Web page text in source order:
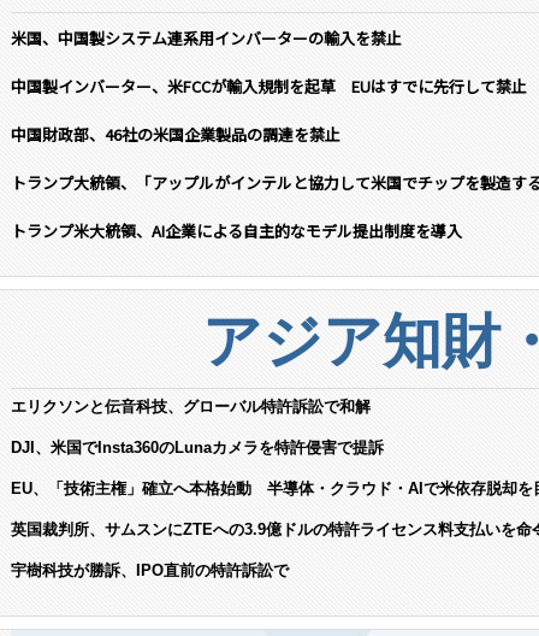
米国、中国製システム連系用インバーターの輸入を禁止
中国製インバーター、米FCCが輸入規制を起草 EUはすでに先行して禁止
中国財政部、46社の米国企業製品の調達を禁止
トランプ大統領、「アップルがインテルと協力して米国でチップを製造す
トランプ米大統領、AI企業による自主的なモデル提出制度を導入
アジア知財
エリクソンと伝音科技、グローバル特許訴訟で和解
DJI、米国でInsta360のLunaカメラを特許侵害で提訴
EU、「技術主権」確立へ本格始動 半導体・クラウド・AIで米依存脱却を
英国裁判所、サムスンにZTEへの3.9億ドルの特許ライセンス料支払いを命
宇樹科技が勝訴、IPO直前の特許訴訟で